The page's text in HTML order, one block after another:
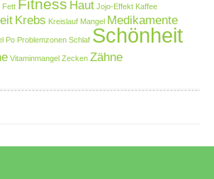
Fett Fitness Haut Jojo-Effekt Kaffee
Krebs Kreislauf Mangel Medikamente
Po Problemzonen Schlaf Schönheit
Vitaminmangel Zecken Zähne